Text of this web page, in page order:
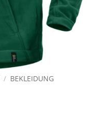
/ BEKLEIDUNG